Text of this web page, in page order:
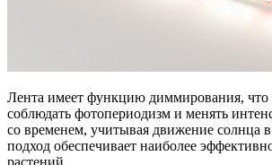
Лента имеет функцию диммирования, что
соблюдать фотопериодизм и менять
со временем, учитывая движение солнца
подход обеспечивает наиболее
растений.